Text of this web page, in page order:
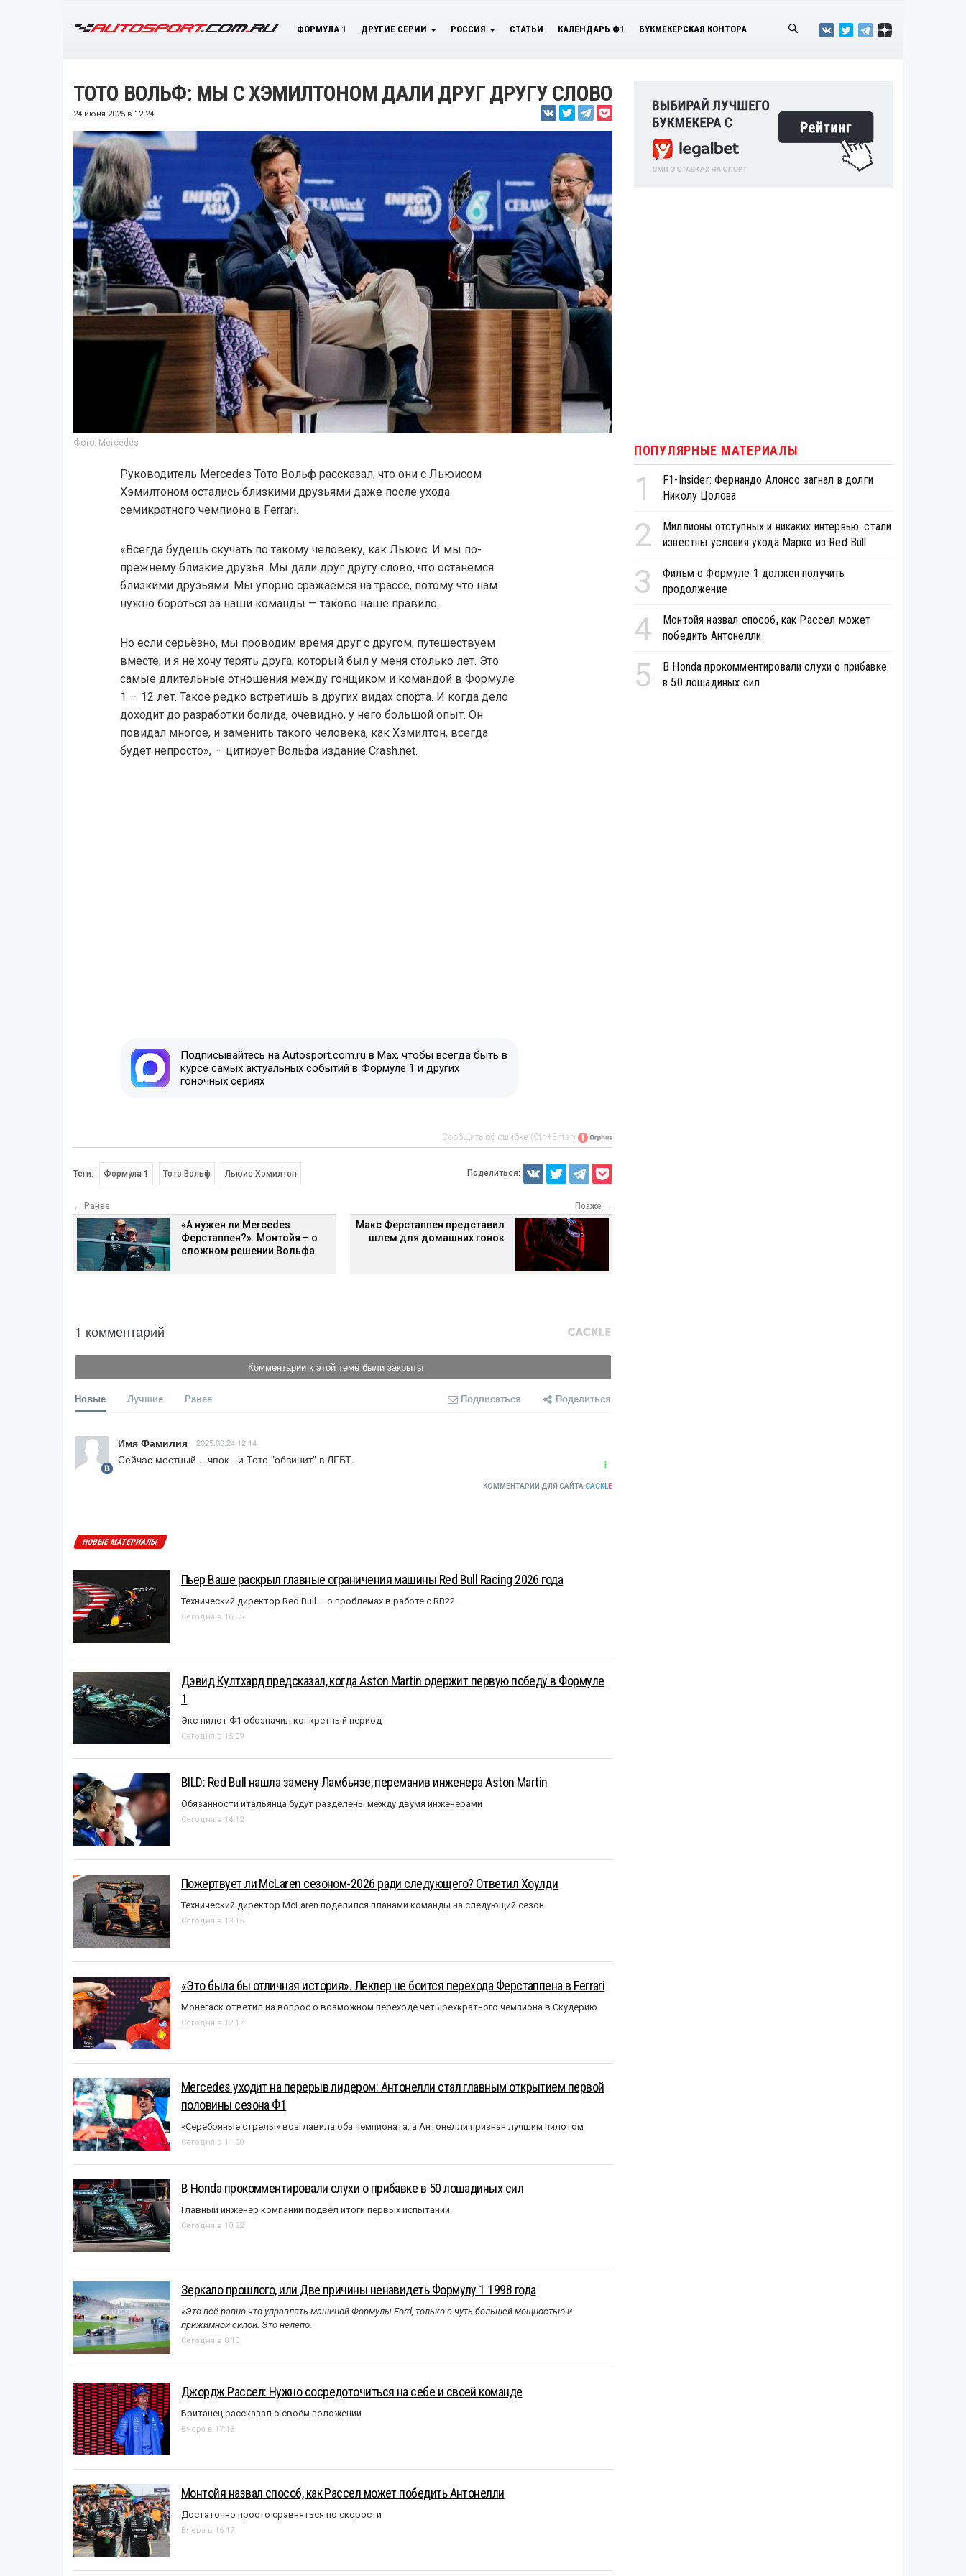
ФОРМУЛА 1 ДРУГИЕ СЕРИИ РОССИЯ СТАТЬИ КАЛЕНДАРЬ Ф1 БУКМЕКЕРСКАЯ КОНТОРА
ТОТО ВОЛЬФ: МЫ С ХЭМИЛТОНОМ ДАЛИ ДРУГ ДРУГУ СЛОВО
24 июня 2025 в 12:24
Фото: Mercedes
Руководитель Mercedes Тото Вольф рассказал, что они с Льюисом
Хэмилтоном остались близкими друзьями даже после ухода
семикратного чемпиона в Ferrari.
«Всегда будешь скучать по такому человеку, как Льюис. И мы по-
прежнему близкие друзья. Мы дали друг другу слово, что останемся
близкими друзьями. Мы упорно сражаемся на трассе, потому что нам
нужно бороться за наши команды — таково наше правило.
Но если серьёзно, мы проводим время друг с другом, путешествуем
вместе, и я не хочу терять друга, который был у меня столько лет. Это
самые длительные отношения между гонщиком и командой в Формуле
1 — 12 лет. Такое редко встретишь в других видах спорта. И когда дело
доходит до разработки болида, очевидно, у него большой опыт. Он
повидал многое, и заменить такого человека, как Хэмилтон, всегда
будет непросто», — цитирует Вольфа издание Crash.net.
Подписывайтесь на Autosport.com.ru в Max, чтобы всегда быть в
курсе самых актуальных событий в Формуле 1 и других
гоночных сериях
Сообщить об ошибке (Ctrl+Enter)
Теги: Формула 1 Тото Вольф Льюис Хэмилтон Поделиться:
← Ранее
«А нужен ли Mercedes
Ферстаппен?». Монтойя – о
сложном решении Вольфа
Позже →
Макс Ферстаппен представил
шлем для домашних гонок
1 комментарий
Комментарии к этой теме были закрыты
Новые Лучшие Ранее Подписаться Поделиться
Имя Фамилия 2025.06.24 12:14
Сейчас местный ...чпок - и Тото "обвинит" в ЛГБТ. 1
КОММЕНТАРИИ ДЛЯ САЙТА CACKLE
НОВЫЕ МАТЕРИАЛЫ
Пьер Ваше раскрыл главные ограничения машины Red Bull Racing 2026 года
Технический директор Red Bull – о проблемах в работе с RB22
Сегодня в 16:05
Дэвид Култхард предсказал, когда Aston Martin одержит первую победу в Формуле
1
Экс-пилот Ф1 обозначил конкретный период
Сегодня в 15:09
BILD: Red Bull нашла замену Ламбьязе, переманив инженера Aston Martin
Обязанности итальянца будут разделены между двумя инженерами
Сегодня в 14:12
Пожертвует ли McLaren сезоном-2026 ради следующего? Ответил Хоулди
Технический директор McLaren поделился планами команды на следующий сезон
Сегодня в 13:15
«Это была бы отличная история». Леклер не боится перехода Ферстаппена в Ferrari
Монегаск ответил на вопрос о возможном переходе четырехкратного чемпиона в Скудерию
Сегодня в 12:17
Mercedes уходит на перерыв лидером: Антонелли стал главным открытием первой
половины сезона Ф1
«Серебряные стрелы» возглавила оба чемпионата, а Антонелли признан лучшим пилотом
Сегодня в 11:20
В Honda прокомментировали слухи о прибавке в 50 лошадиных сил
Главный инженер компании подвёл итоги первых испытаний
Сегодня в 10:22
Зеркало прошлого, или Две причины ненавидеть Формулу 1 1998 года
«Это всё равно что управлять машиной Формулы Ford, только с чуть большей мощностью и
прижимной силой. Это нелепо.
Сегодня в 8:10
Джордж Рассел: Нужно сосредоточиться на себе и своей команде
Британец рассказал о своём положении
Вчера в 17:18
Монтойя назвал способ, как Рассел может победить Антонелли
Достаточно просто сравняться по скорости
Вчера в 16:17
ПОПУЛЯРНЫЕ МАТЕРИАЛЫ
1
F1-Insider: Фернандо Алонсо загнал в долги
Николу Цолова
2
Миллионы отступных и никаких интервью: стали
известны условия ухода Марко из Red Bull
3
Фильм о Формуле 1 должен получить
продолжение
4
Монтойя назвал способ, как Рассел может
победить Антонелли
5
В Honda прокомментировали слухи о прибавке
в 50 лошадиных сил